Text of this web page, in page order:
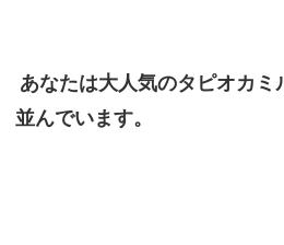
あなたは大人気のタピオカミ
並んでいます。